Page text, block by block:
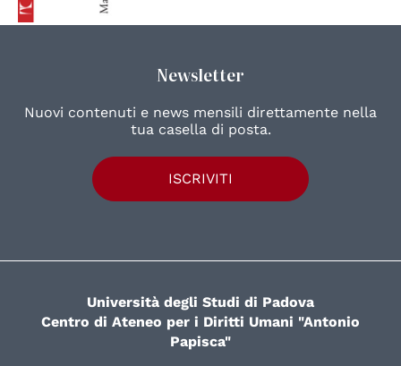
Newsletter
Nuovi contenuti e news mensili direttamente nella
tua casella di posta.
ISCRIVITI
Università degli Studi di Padova
Centro di Ateneo per i Diritti Umani "Antonio
Papisca"